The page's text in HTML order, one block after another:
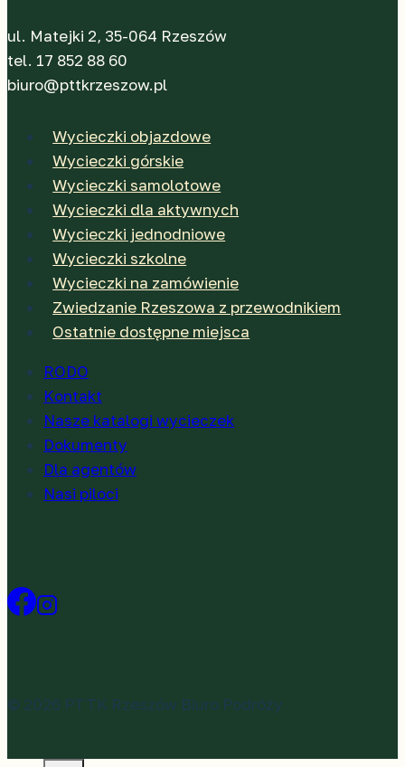
ul. Matejki 2, 35-064 Rzeszów
tel. 17 852 88 60
biuro@pttkrzeszow.pl
Wycieczki objazdowe
Wycieczki górskie
Wycieczki samolotowe
Wycieczki dla aktywnych
Wycieczki jednodniowe
Wycieczki szkolne
Wycieczki na zamówienie
Zwiedzanie Rzeszowa z przewodnikiem
Ostatnie dostępne miejsca
RODO
Kontakt
Nasze katalogi wycieczek
Dokumenty
Dla agentów
Nasi piloci
© 2026 PTTK Rzeszów Biuro Podróży